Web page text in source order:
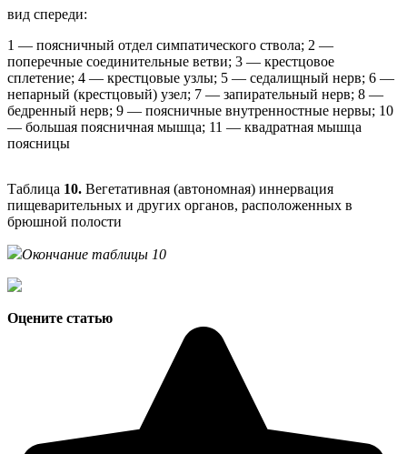
вид спереди:
1 — поясничный отдел симпатического ствола; 2 —
поперечные соединительные ветви; 3 — крестцовое
сплетение; 4 — крестцовые узлы; 5 — седалищный нерв; 6 —
непарный (крестцовый) узел; 7 — запирательный нерв; 8 —
бедренный нерв; 9 — поясничные внутренностные нервы; 10
— большая поясничная мышца; 11 — квадратная мышца
поясницы
Таблица 10. Вегетативная (автономная) иннервация
пищеварительных и других органов, расположенных в
брюшной полости
Окончание таблицы 10
Оцените статью